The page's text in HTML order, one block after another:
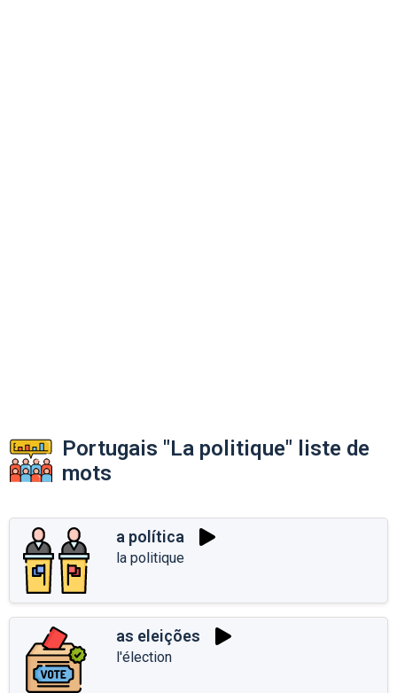
Portugais "La politique" liste de
mots
a política
la politique
as eleições
l'élection